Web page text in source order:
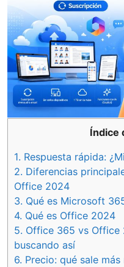
Índice
1. Respuesta rápida:
2. Diferencias
Office 2024
3. Qué es Microsoft
4. Qué es Office 2024
5. Office 365 vs Office
buscando así
6. Precio: qué sale